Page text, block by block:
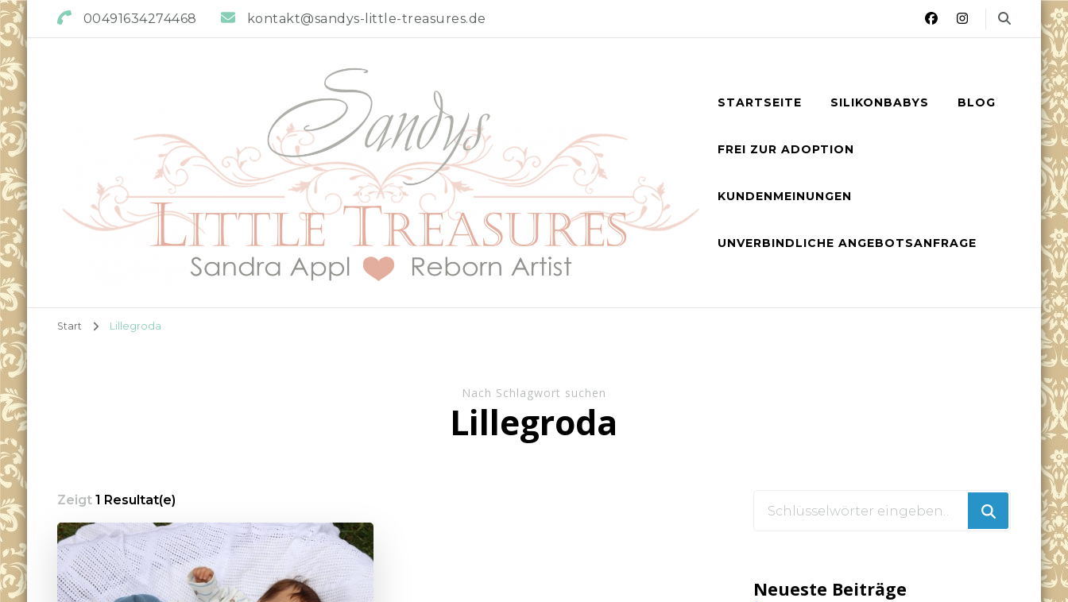
00491634274468 kontakt@sandys-little-treasures.de
STARTSEITE SILIKONBABYS BLOG
FREI ZUR ADOPTION
KUNDENMEINUNGEN
UNVERBINDLICHE ANGEBOTSANFRAGE
Start Lillegroda
Nach Schlagwort suchen
Lillegroda
Zeigt 1 Resultat(e)
du
Neueste Beiträge